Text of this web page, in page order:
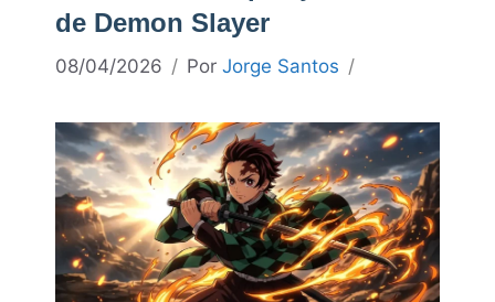
de Demon Slayer
08/04/2026 Por Jorge Santos